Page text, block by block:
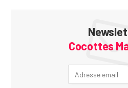
Cocottes